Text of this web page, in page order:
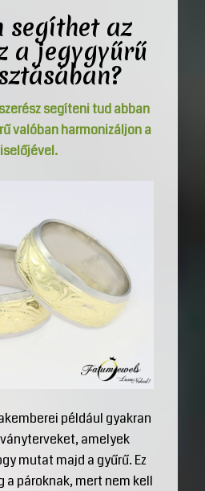
segíthet az
ajegygyűrű
segíteni tud abban
valóban harmonizáljon a
például gyakran
amelyek
mutat majd a gyűrű. Ez
a pároknak, mert nem kell